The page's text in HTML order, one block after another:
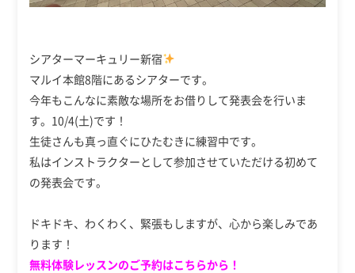
シアターマーキュリー新宿
マルイ本館8階にあるシアターです。
今年もこんなに素敵な場所をお借りして発表会を行いま
す。10/4(土)です！
生徒さんも真っ直ぐにひたむきに練習中です。
私はインストラクターとして参加させていただける初めて
の発表会です。
ドキドキ、わくわく、緊張もしますが、心から楽しみであ
ります！
無料体験レッスンのご予約はこちらから！